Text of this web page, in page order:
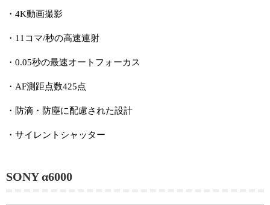
・4K動画撮影
・11コマ/秒の高速連射
・0.05秒の最速オートフォーカス
・AF測距点数425点
・防滴・防塵に配慮された設計
・サイレントシャッター
SONY α6000